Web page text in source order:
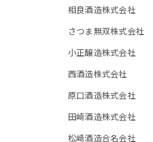
相良酒造株式会社
さつま無双株式会社
小正醸造株式会社
西酒造株式会社
原口酒造株式会社
田崎酒造株式会社
松崎酒造合名会社